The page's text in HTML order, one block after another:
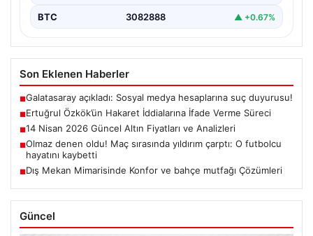
BTC 3082888 ▲ +0.67%
Son Eklenen Haberler
■Galatasaray açıkladı: Sosyal medya hesaplarına suç duyurusu!
■Ertuğrul Özkök’ün Hakaret İddialarına İfade Verme Süreci
■14 Nisan 2026 Güncel Altın Fiyatları ve Analizleri
■Olmaz denen oldu! Maç sırasında yıldırım çarptı: O futbolcu
hayatını kaybetti
■Dış Mekan Mimarisinde Konfor ve bahçe mutfağı Çözümleri
Güncel